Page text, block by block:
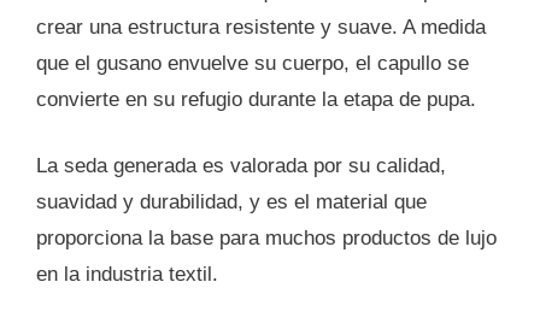
crear una estructura resistente y suave. A medida
que el gusano envuelve su cuerpo, el capullo se
convierte en su refugio durante la etapa de pupa.
La seda generada es valorada por su calidad,
suavidad y durabilidad, y es el material que
proporciona la base para muchos productos de lujo
en la industria textil.